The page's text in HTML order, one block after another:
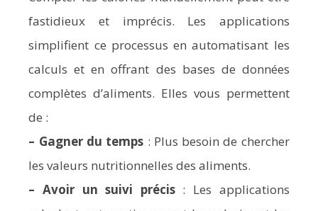
fastidieux et imprécis. Les applications
simplifient ce processus en automatisant les
calculs et en offrant des bases de données
complètes d’aliments. Elles vous permettent
de :
– Gagner du temps : Plus besoin de chercher
les valeurs nutritionnelles des aliments.
– Avoir un suivi précis: Les applications